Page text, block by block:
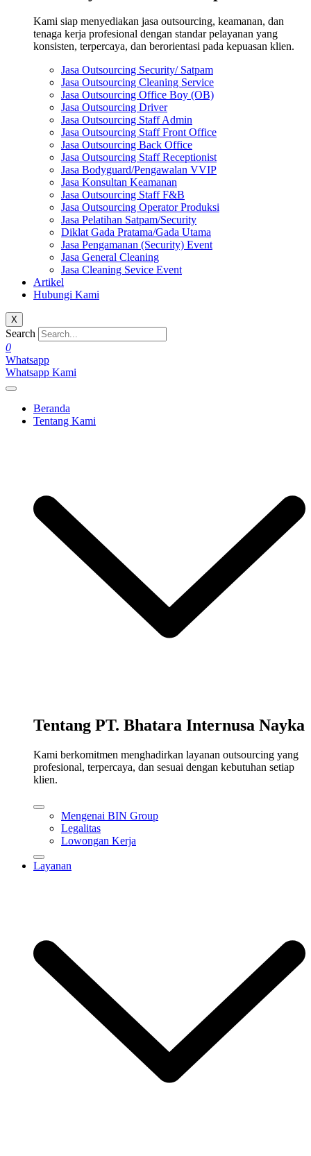
Kami siap menyediakan jasa outsourcing, keamanan, dan
tenaga kerja profesional dengan standar pelayanan yang
konsisten, terpercaya, dan berorientasi pada kepuasan klien.
Jasa Outsourcing Security/ Satpam
Jasa Outsourcing Cleaning Service
Jasa Outsourcing Office Boy (OB)
Jasa Outsourcing Driver
Jasa Outsourcing Staff Admin
Jasa Outsourcing Staff Front Office
Jasa Outsourcing Back Office
Jasa Outsourcing Staff Receptionist
Jasa Bodyguard/Pengawalan VVIP
Jasa Konsultan Keamanan
Jasa Outsourcing Staff F&B
Jasa Outsourcing Operator Produksi
Jasa Pelatihan Satpam/Security
Diklat Gada Pratama/Gada Utama
Jasa Pengamanan (Security) Event
Jasa General Cleaning
Jasa Cleaning Sevice Event
Artikel
Hubungi Kami
X
Search
0
Whatsapp
Whatsapp Kami
Beranda
Tentang Kami
Tentang PT. Bhatara Internusa Nayka
Kami berkomitmen menghadirkan layanan outsourcing yang
profesional, terpercaya, dan sesuai dengan kebutuhan setiap
klien.
Mengenai BIN Group
Legalitas
Lowongan Kerja
Layanan